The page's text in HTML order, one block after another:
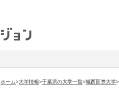
ホーム>大学情報>千葉県の大学一覧>城西国際大学>